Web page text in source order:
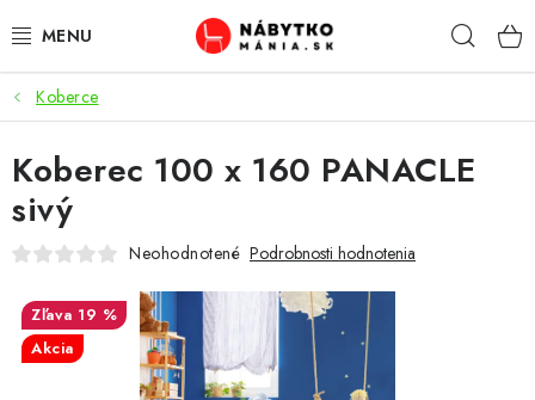
na
VÝPREDAJ
NOVINKY
OBÝVACIA IZBA
SPÁĽŇA
Koberce
Koberec 100 x 160 PANACLE
sivý
Neohodnotené Podrobnosti hodnotenia
19 %
Akcia